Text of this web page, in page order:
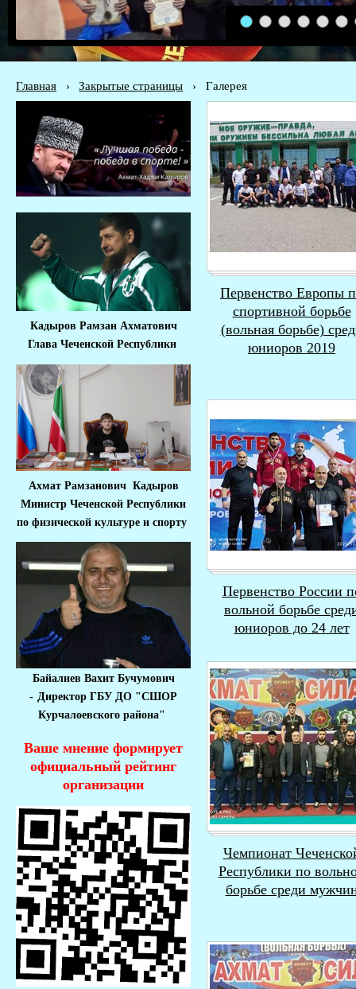
1 2 3 4 5 6
Главная › Закрытые страницы › Галерея
Кадыров Рамзан Ахматович
Глава Чеченской Республики
Ахмат Рамзанович Кадыров
Министр Чеченской Республики
по физической культуре и спорту
Байалиев Вахит Бучумович
- Директор ГБУ ДО "СШОР
Курчалоевского района"
Ваше мнение формирует
официальный рейтинг
организации
Первенство Европы
спортивной борьбе
(вольная борьбе)
юниоров 2019
Первенство России
вольной борьбе
юниоров до 24 лет
Чемпионат
Республики по
борьбе среди